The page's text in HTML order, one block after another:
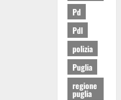
Pd
Pdl
polizia
Puglia
regione
puglia